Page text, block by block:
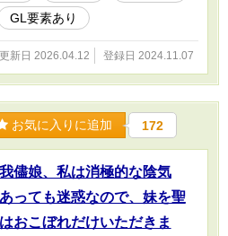
GL要素あり
新日 2026.04.12 登録日 2024.11.07
お気に入りに追加 172
儘娘、私は消極的な陰気
っても迷惑なので、妹を聖
おこぼれだけいただきま